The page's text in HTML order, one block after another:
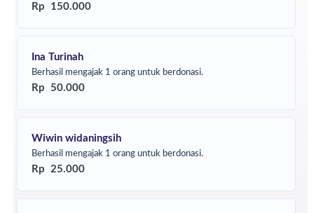
Rp 150.000
Ina Turinah
Berhasil mengajak 1 orang untuk berdonasi.
Rp 50.000
Wiwin widaningsih
Berhasil mengajak 1 orang untuk berdonasi.
Rp 25.000